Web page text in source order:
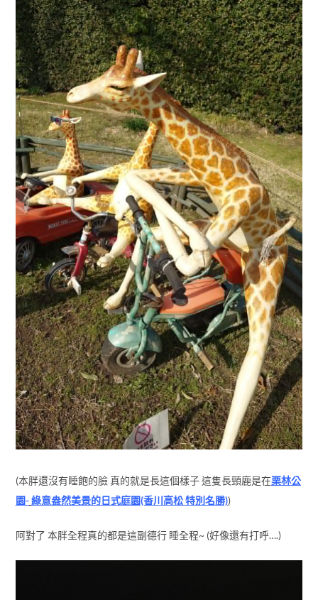
(本胖還沒有睡飽的臉 真的就是長這個樣子 這隻長頸鹿是在栗林公
園-綠意盎然美景的日式庭園(香川高松 特別名勝))
阿對了 本胖全程真的都是這副德行 睡全程~ (好像還有打呼….)